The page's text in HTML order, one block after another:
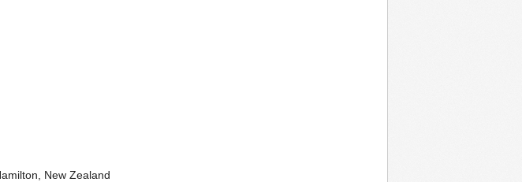
New Zealand